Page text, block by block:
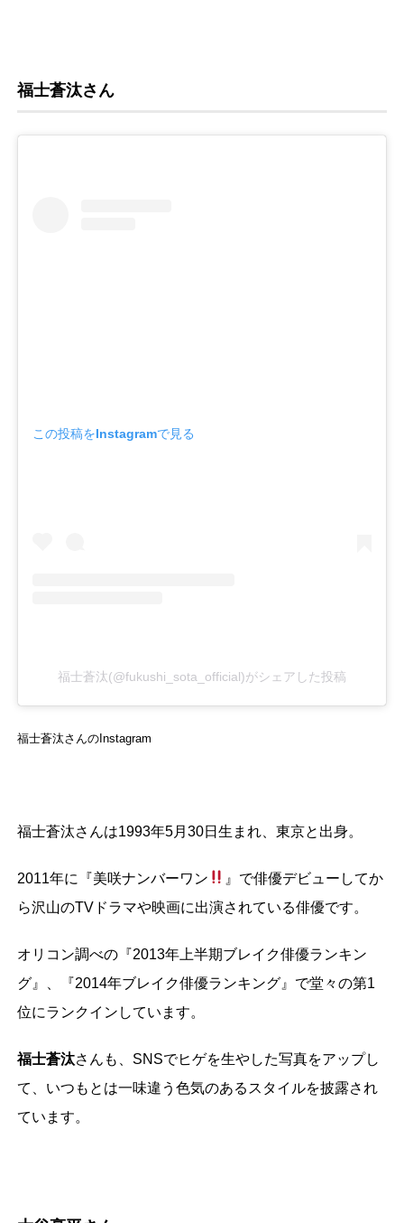
福士蒼汰さん
この投稿をInstagramで見る
福士蒼汰(@fukushi_sota_official)がシェアした投稿
福士蒼汰さんのInstagram
福士蒼汰さんは1993年5月30日生まれ、東京と出身。
2011年に『美咲ナンバーワン
』で俳優デビューしてか
ら沢山のTVドラマや映画に出演されている俳優です。
オリコン調べの『2013年上半期ブレイク俳優ランキン
グ』、『2014年ブレイク俳優ランキング』で堂々の第1
位にランクインしています。
福士蒼汰さんも、SNSでヒゲを生やした写真をアップし
て、いつもとは一味違う色気のあるスタイルを披露され
ています。